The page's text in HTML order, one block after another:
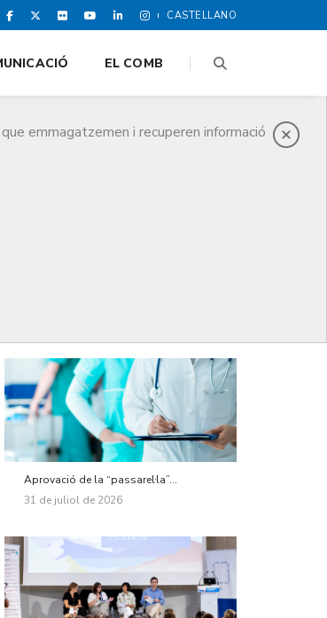
CASTELLANO
emmagatzemen i recuperen informació
EL COMB
Aprovació de la “passarel·la”...
31 de juliol de 2026